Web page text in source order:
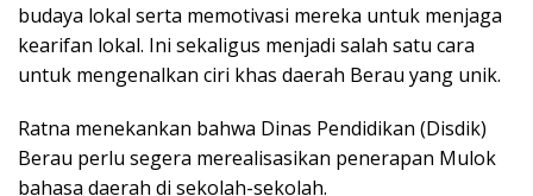
budaya lokal serta memotivasi mereka untuk menjaga
kearifan lokal. Ini sekaligus menjadi salah satu cara
untuk mengenalkan ciri khas daerah Berau yang unik.
Ratna menekankan bahwa Dinas Pendidikan (Disdik)
Berau perlu segera merealisasikan penerapan Mulok
bahasa daerah di sekolah-sekolah.